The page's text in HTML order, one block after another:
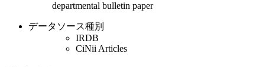
departmental bulletin paper
データソース種別
IRDB
CiNii Articles